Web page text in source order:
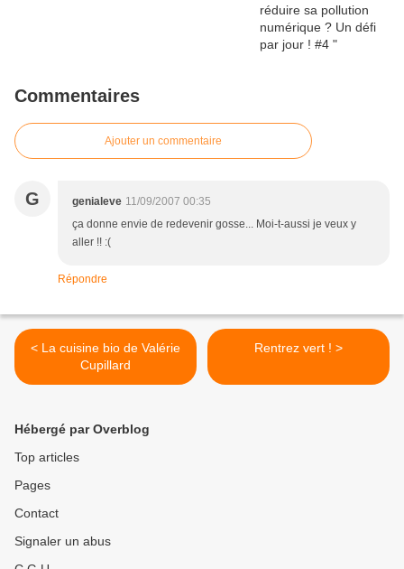
Commentaires
Ajouter un commentaire
G genialeve 11/09/2007 00:35
ça donne envie de redevenir gosse... Moi-t-aussi je veux y
aller !! :(
Répondre
< La cuisine bio de Valérie
Cupillard
Rentrez vert ! >
Hébergé par Overblog
Top articles
Pages
Contact
Signaler un abus